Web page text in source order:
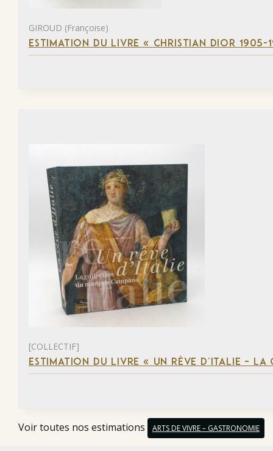
GIROUD (Françoise)
ESTIMATION DU LIVRE « CHRISTIAN DIOR 1905-
[COLLECTIF]
ESTIMATION DU LIVRE « UN RÊVE D’ITALIE –
Voir toutes nos estimations ARTS DE VIVRE – GASTRONOMIE